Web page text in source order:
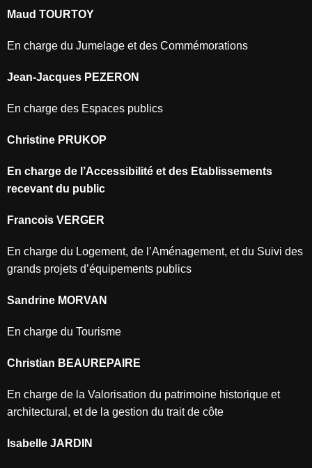
Maud TOURTOY
En charge du Jumelage et des Commémorations
Jean-Jacques PEZERON
En charge des Espaces publics
Christine PRUKOP
En charge de l’Accessibilité et des Etablissements
recevant du public
Francois VERGER
En charge du Logement, de l’Aménagement, et du Suivi des
grands projets d’équipements publics
Sandrine MORVAN
En charge du Tourisme
Christian BEAUREPAIRE
En charge de la Valorisation du patrimoine historique et
architectural, et de la gestion du trait de côte
Isabelle JARDIN